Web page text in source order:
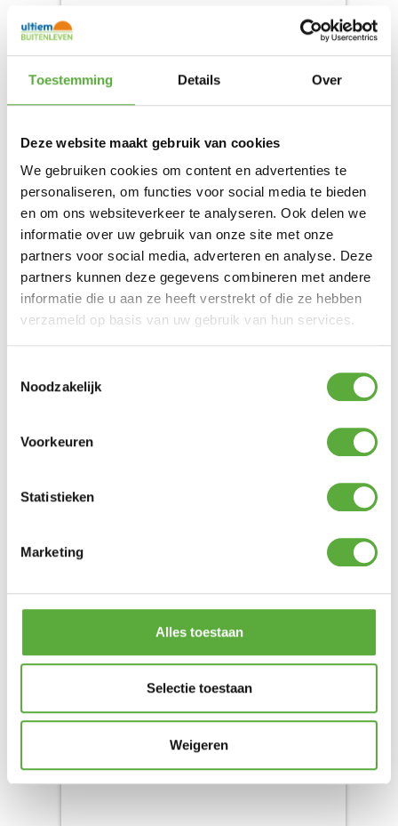
Toestemming Details Over
Deze website maakt gebruik van cookies
We gebruiken cookies om content en advertenties te
personaliseren, om functies voor social media te bieden
en om ons websiteverkeer te analyseren. Ook delen we
informatie over uw gebruik van onze site met onze
partners voor social media, adverteren en analyse. Deze
partners kunnen deze gegevens combineren met andere
informatie die u aan ze heeft verstrekt of die ze hebben
verzameld op basis van uw gebruik van hun services.
Noodzakelijk
Voorkeuren
Statistieken
Marketing
Alles toestaan
Selectie toestaan
Weigeren
TASTE BY 4 SEASONS OUTDOOR
CALI LIGBED ANTRACIET
Product bekijken